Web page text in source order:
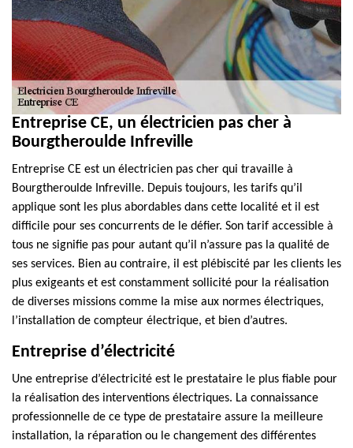
Entreprise CE, un électricien pas cher à
Bourgtheroulde Infreville
Entreprise CE est un électricien pas cher qui travaille à
Bourgtheroulde Infreville. Depuis toujours, les tarifs qu’il
applique sont les plus abordables dans cette localité et il est
difficile pour ses concurrents de le défier. Son tarif accessible à
tous ne signifie pas pour autant qu’il n’assure pas la qualité de
ses services. Bien au contraire, il est plébiscité par les clients les
plus exigeants et est constamment sollicité pour la réalisation
de diverses missions comme la mise aux normes électriques,
l’installation de compteur électrique, et bien d’autres.
Entreprise d’électricité
Une entreprise d’électricité est le prestataire le plus fiable pour
la réalisation des interventions électriques. La connaissance
professionnelle de ce type de prestataire assure la meilleure
installation, la réparation ou le changement des différentes